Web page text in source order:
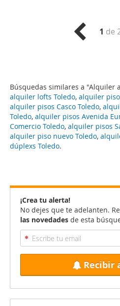
Búsquedas similares a "Alquiler
alquiler lofts Toledo, alquiler
alquiler pisos Casco Toledo,
Toledo, alquiler pisos Avenida
Comercio Toledo, alquiler pisos
alquiler piso nuevo Toledo,
dúplexs Toledo.
1 de
¡Crea tu alerta!
No dejes que te adelanten.
las novedades de esta
Recibir